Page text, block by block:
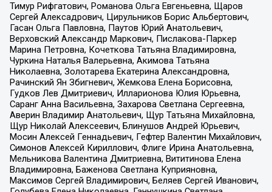
Тимур Рифгатович, Романова Ольга Евгеньевна, Щаров
Сергей Алексадрович, Цирульников Борис Альбертович,
Гасан Ольга Павловна, Паутов Юрий Анатольевич,
Верховский Александр Маркович, Пислакова-Паркер
Марина Петровна, Кочеткова Татьяна Владимировна,
Чуркина Наталья Валерьевна, Акимова Татьяна
Николаевна, Золотарева Екатерина Александровна,
Рачинский Ян Збигневич, Жемкова Елена Борисовна,
Гудков Лев Дмитриевич, Илларионова Юлия Юрьевна,
Саранг Анна Васильевна, Захарова Светлана Сергеевна,
Аверин Владимир Анатольевич, Щур Татьяна Михайловна,
Щур Николай Алексеевич, Блинушов Андрей Юрьевич,
Мосин Алексей Геннадьевич, Гефтер Валентин Михайлович,
Симонов Алексей Кириллович, Флиге Ирина Анатольевна,
Мельникова Валентина Дмитриевна, Вититинова Елена
Владимировна, Баженова Светлана Куприяновна,
Максимов Сергей Владимирович, Беляев Сергей Иванович,